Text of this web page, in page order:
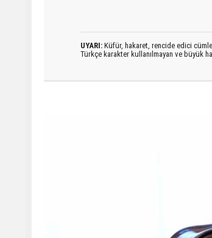
UYARI: Küfür, hakaret, rencide edici
Türkçe karakter kullanılmayan ve büyük